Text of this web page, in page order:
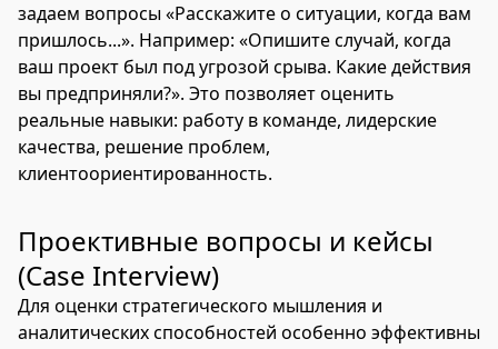
задаем вопросы «Расскажите о ситуации, когда вам
пришлось...». Например: «Опишите случай, когда
ваш проект был под угрозой срыва. Какие действия
вы предприняли?». Это позволяет оценить
реальные навыки: работу в команде, лидерские
качества, решение проблем,
клиентоориентированность.
Проективные вопросы и кейсы
(Case Interview)
Для оценки стратегического мышления и
аналитических способностей особенно эффективны